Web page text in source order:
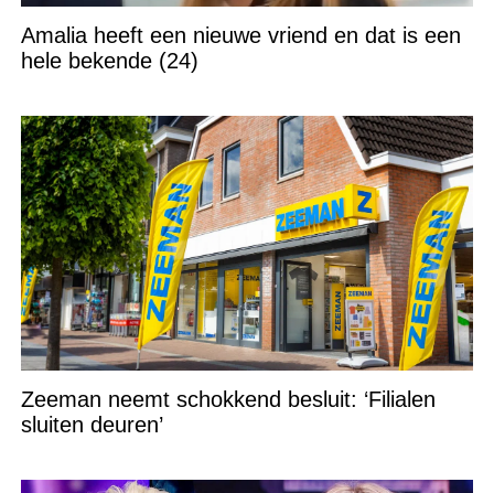
Amalia heeft een nieuwe vriend en dat is een
hele bekende (24)
Zeeman neemt schokkend besluit: ‘Filialen
sluiten deuren’